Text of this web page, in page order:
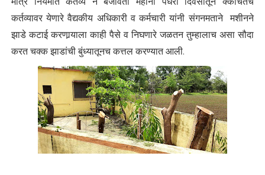
कर्तव्यावर येणारे वैद्यकीय अधिकारी व कर्मचारी यांनी संगनमताने मशीनने
झाडे कटाई करणार्‍याला काही पैसे व निघणारे जळतन तुम्हालाच असा सौदा
करत चक्क झाडांची बुंध्यातूनच कत्तल करण्यात आली.